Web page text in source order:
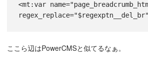
<mt:var name=
regex_replace="$regexptn__del_br"
ここら辺はPowerCMSと似てるなぁ。